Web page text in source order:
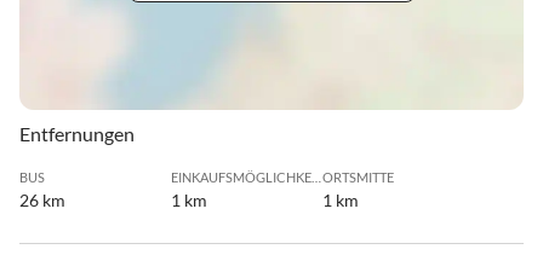
Entfernungen
BUS
26 km
EINKAUFSMÖGLICHKEIT
1 km
ORTSMITTE
1 km